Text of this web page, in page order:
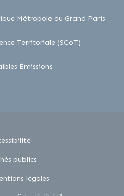
Métropole du Grand Parislien
Territoriale (SCoT)
Émissionslien externe
publics
légales